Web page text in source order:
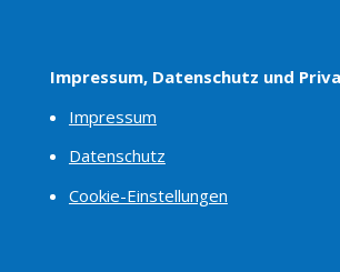
Impressum, Datenschutz und
Impressum
Datenschutz
Cookie-Einstellungen